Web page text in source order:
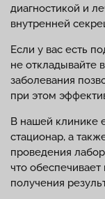
диагностикой и
внутренней
Если у вас есть
не откладывайте
заболевания
при этом
В нашей клинике
стационар, а
проведения
что
получения